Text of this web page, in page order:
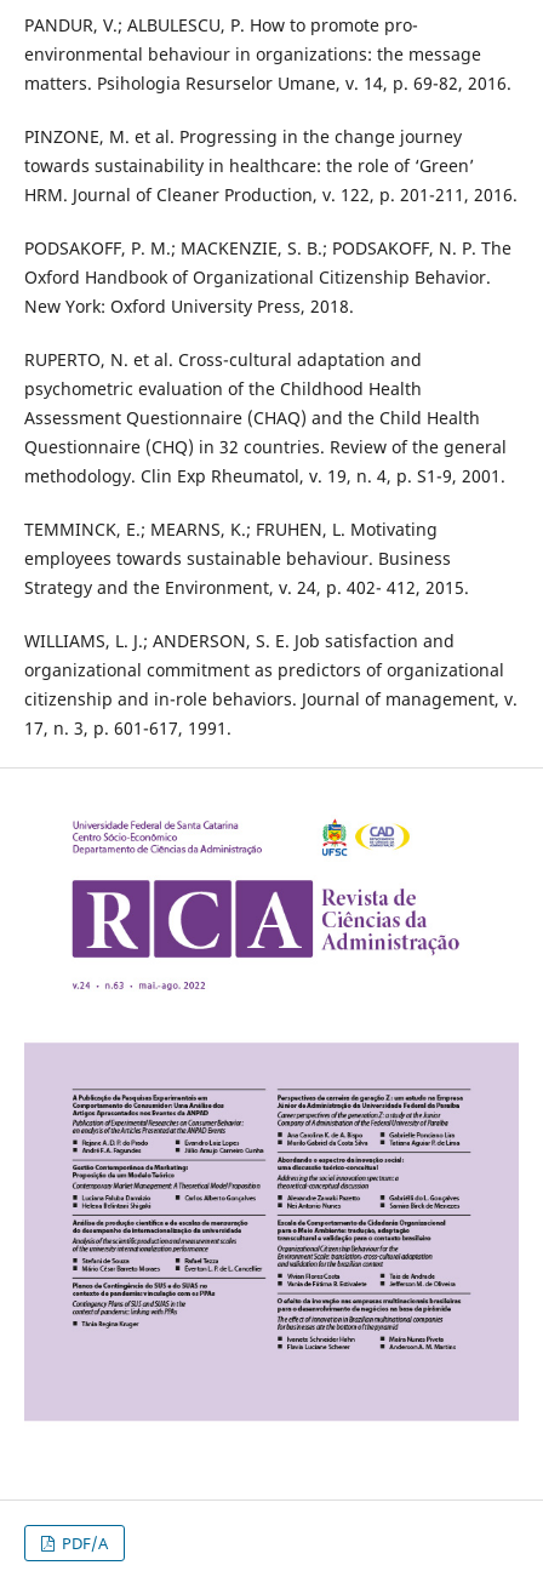
PANDUR, V.; ALBULESCU, P. How to promote pro-
environmental behaviour in organizations: the message
matters. Psihologia Resurselor Umane, v. 14, p. 69-82, 2016.
PINZONE, M. et al. Progressing in the change journey
towards sustainability in healthcare: the role of ‘Green’
HRM. Journal of Cleaner Production, v. 122, p. 201-211, 2016.
PODSAKOFF, P. M.; MACKENZIE, S. B.; PODSAKOFF, N. P. The
Oxford Handbook of Organizational Citizenship Behavior.
New York: Oxford University Press, 2018.
RUPERTO, N. et al. Cross-cultural adaptation and
psychometric evaluation of the Childhood Health
Assessment Questionnaire (CHAQ) and the Child Health
Questionnaire (CHQ) in 32 countries. Review of the general
methodology. Clin Exp Rheumatol, v. 19, n. 4, p. S1-9, 2001.
TEMMINCK, E.; MEARNS, K.; FRUHEN, L. Motivating
employees towards sustainable behaviour. Business
Strategy and the Environment, v. 24, p. 402- 412, 2015.
WILLIAMS, L. J.; ANDERSON, S. E. Job satisfaction and
organizational commitment as predictors of organizational
citizenship and in-role behaviors. Journal of management, v.
17, n. 3, p. 601-617, 1991.
PDF/A